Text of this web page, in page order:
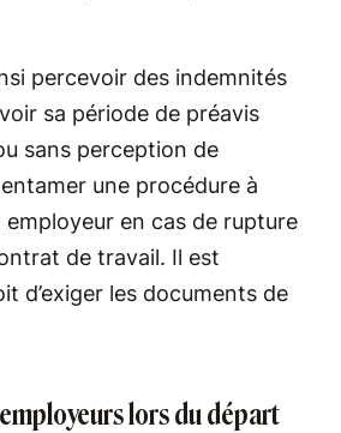
percevoir des indemnités
sa période de préavis
sans perception de
une procédure à
employeur en cas de rupture
de travail. Il est
d’exiger les documents de
lors du départ